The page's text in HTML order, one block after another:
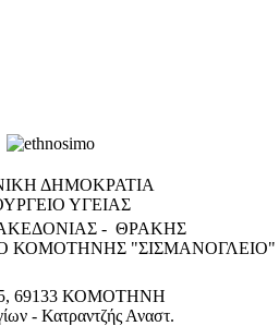
ΔΗΜΟΚΡΑΤΙΑ
ΥΓΕΙΑΣ
- ΘΡΑΚΗΣ
ΚΟΜΟΤΗΝΗΣ "ΣΙΣΜΑΝΟΓΛΕΙΟ"
45, 69133 ΚΟΜΟΤΗΝΗ
- Κατραντζής Αναστ.